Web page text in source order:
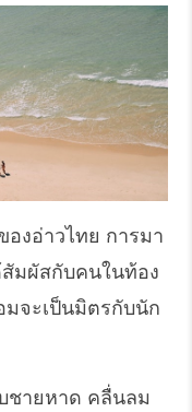
องอ่าวไทย การมา
สัมผัสกับคนในท้อง
จะเป็นมิตรกับนัก
ชายหาด คลื่นลม